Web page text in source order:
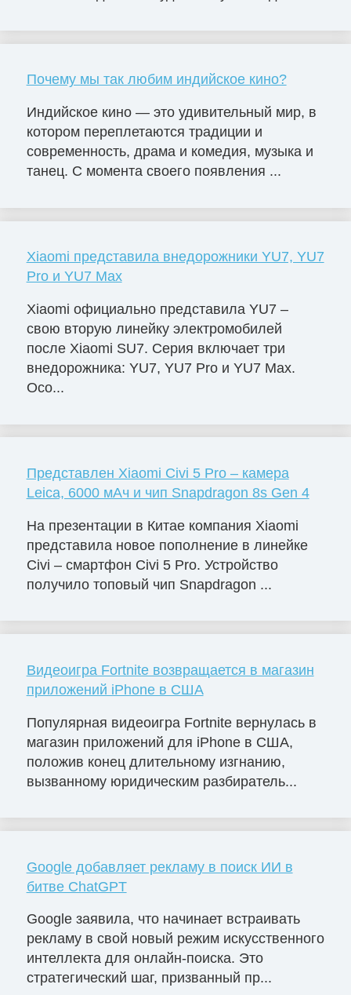
Почему мы так любим индийское кино?
Индийское кино — это удивительный мир, в
котором переплетаются традиции и
современность, драма и комедия, музыка и
танец. С момента своего появления ...
Xiaomi представила внедорожники YU7, YU7
Pro и YU7 Max
Xiaomi официально представила YU7 –
свою вторую линейку электромобилей
после Xiaomi SU7. Серия включает три
внедорожника: YU7, YU7 Pro и YU7 Max.
Осо...
Представлен Xiaomi Civi 5 Pro – камера
Leica, 6000 мАч и чип Snapdragon 8s Gen 4
На презентации в Китае компания Xiaomi
представила новое пополнение в линейке
Civi – смартфон Civi 5 Pro. Устройство
получило топовый чип Snapdragon ...
Видеоигра Fortnite возвращается в магазин
приложений iPhone в США
Популярная видеоигра Fortnite вернулась в
магазин приложений для iPhone в США,
положив конец длительному изгнанию,
вызванному юридическим разбиратель...
Google добавляет рекламу в поиск ИИ в
битве ChatGPT
Google заявила, что начинает встраивать
рекламу в свой новый режим искусственного
интеллекта для онлайн-поиска. Это
стратегический шаг, призванный пр...